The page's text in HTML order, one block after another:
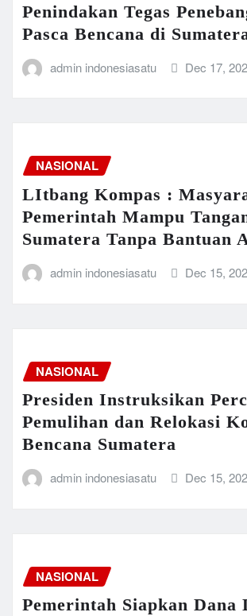
Penindakan Tegas
Pasca Bencana di
admin indonesiasatu Dec 17,
NASIONAL
LItbang Kompas :
Pemerintah Mampu
Sumatera Tanpa Bantuan
admin indonesiasatu Dec 15,
NASIONAL
Presiden Instruksikan
Pemulihan dan Relokasi
Bencana Sumatera
admin indonesiasatu Dec 15,
NASIONAL
Pemerintah Siapkan Dana